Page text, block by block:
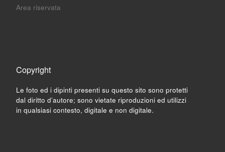
Area riservata
Copyright
Le foto ed i dipinti presenti su questo sito sono protetti
dal diritto d’autore; sono vietate riproduzioni ed utilizzi
in qualsiasi contesto, digitale e non digitale.